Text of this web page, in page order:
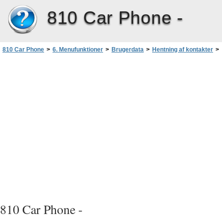
810 Car Phone -
810 Car Phone > 6. Menufunktioner > Brugerdata > Hentning af kontakter >
810 Car Phone -